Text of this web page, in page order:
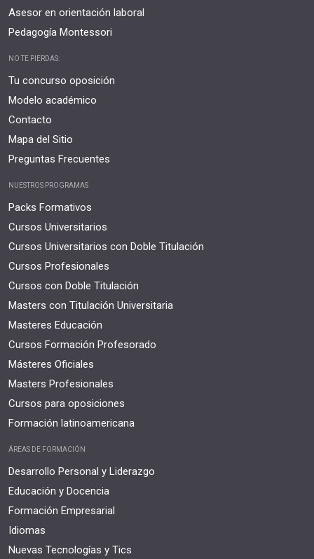
Asesor en orientación laboral
Pedagogía Montessori
NO TE PIERDAS:
Tu concurso oposición
Modelo académico
Contacto
Mapa del Sitio
Preguntas Frecuentes
NUESTROS PROGRAMAS
Packs Formativos
Cursos Universitarios
Cursos Universitarios con Doble Titulación
Cursos Profesionales
Cursos con Doble Titulación
Masters con Titulación Universitaria
Masteres Educación
Cursos Formación Profesorado
Másteres Oficiales
Masters Profesionales
Cursos para oposiciones
Formación latinoamericana
ÁREAS DE FORMACIÓN
Desarrollo Personal y Liderazgo
Educación y Docencia
Formación Empresarial
Idiomas
Nuevas Tecnologías y Tics